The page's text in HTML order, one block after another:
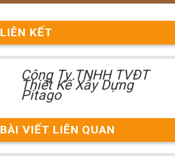
LIÊN KẾT
Công Ty TNHH TVĐT
Thiết Kế Xây Dựng
Pitago
BÀI VIẾT LIÊN QUAN